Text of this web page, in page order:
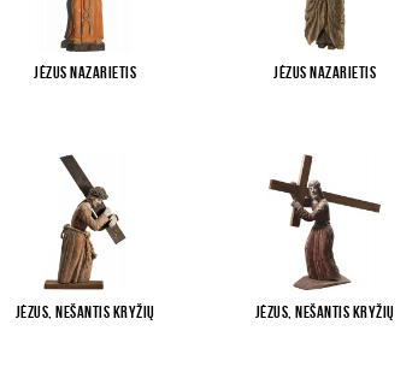
Jėzus Nazarietis Jėzus Nazarietis
Jėzus, nešantis kryžių Jėzus, nešantis kryžių